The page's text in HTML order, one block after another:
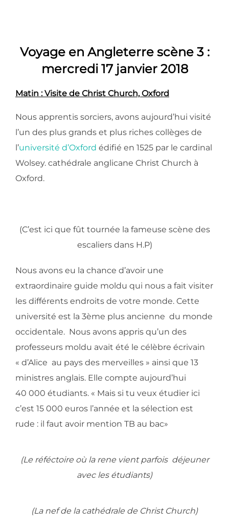
Voyage en Angleterre scène 3 :
mercredi 17 janvier 2018
Matin : Visite de Christ Church, Oxford
Nous apprentis sorciers, avons aujourd’hui visité
l’un des plus grands et plus riches collèges de
l’université d’Oxford édifié en 1525 par le cardinal
Wolsey. cathédrale anglicane Christ Church à
Oxford.
(C’est ici que fût tournée la fameuse scène des
escaliers dans H.P)
Nous avons eu la chance d’avoir une
extraordinaire guide moldu qui nous a fait visiter
les différents endroits de votre monde. Cette
université est la 3ème plus ancienne du monde
occidentale. Nous avons appris qu’un des
professeurs moldu avait été le célèbre écrivain
« d’Alice au pays des merveilles » ainsi que 13
ministres anglais. Elle compte aujourd’hui
40 000 étudiants. « Mais si tu veux étudier ici
c’est 15 000 euros l’année et la sélection est
rude : il faut avoir mention TB au bac»
(Le réféctoire où la rene vient parfois déjeuner
avec les étudiants)
(La nef de la cathédrale de Christ Church)